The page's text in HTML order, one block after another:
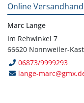
Online
Marc Lange
Im Rehwinkel 7
66620 Nonnweiler-
06873/9999293
lange-